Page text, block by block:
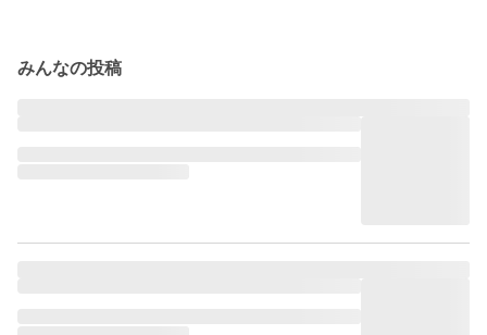
みんなの投稿